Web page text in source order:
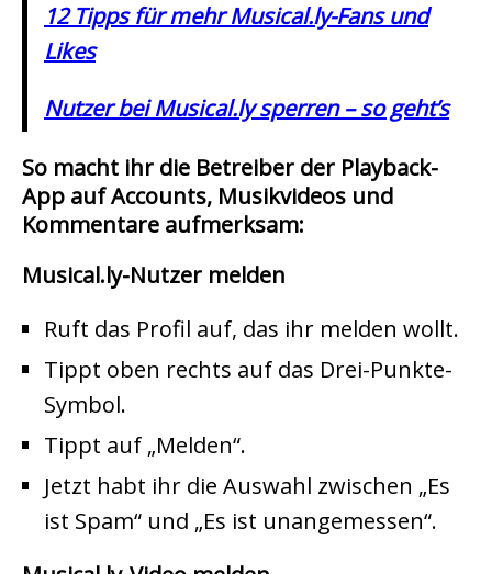
12 Tipps für mehr Musical.ly-Fans und
Likes
Nutzer bei Musical.ly sperren – so geht’s
So macht ihr die Betreiber der Playback-
App auf Accounts, Musikvideos und
Kommentare aufmerksam:
Musical.ly-Nutzer melden
Ruft das Profil auf, das ihr melden wollt.
Tippt oben rechts auf das Drei-Punkte-
Symbol.
Tippt auf „Melden“.
Jetzt habt ihr die Auswahl zwischen „Es
ist Spam“ und „Es ist unangemessen“.